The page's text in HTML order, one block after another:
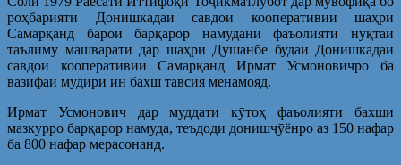
роҳбарияти Донишкадаи савдои кооперативии шаҳри
Самарқанд барои барқарор намудани фаъолияти нуқтаи
таълиму машварати дар шаҳри Душанбе будаи Донишкадаи
савдои кооперативии Самарқанд Ирмат Усмоновичро ба
вазифаи мудири ин бахш тавсия менамояд.
Ирмат Усмонович дар муддати кӯтоҳ фаъолияти бахши
мазкурро барқарор намуда, теъдоди донишҷӯёнро аз 150 нафар
ба 800 нафар мерасонанд.